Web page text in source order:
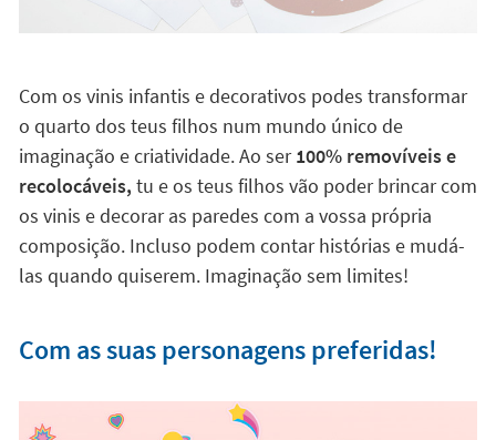
Com os vinis infantis e decorativos podes transformar
o quarto dos teus filhos num mundo único de
imaginação e criatividade. Ao ser100% removíveis e
recolocáveis, tu e os teus filhos vão poder brincar com
os vinis e decorar as paredes com a vossa própria
composição. Incluso podem contar histórias e mudá-
las quando quiserem. Imaginação sem limites!
Com as suas personagens preferidas!